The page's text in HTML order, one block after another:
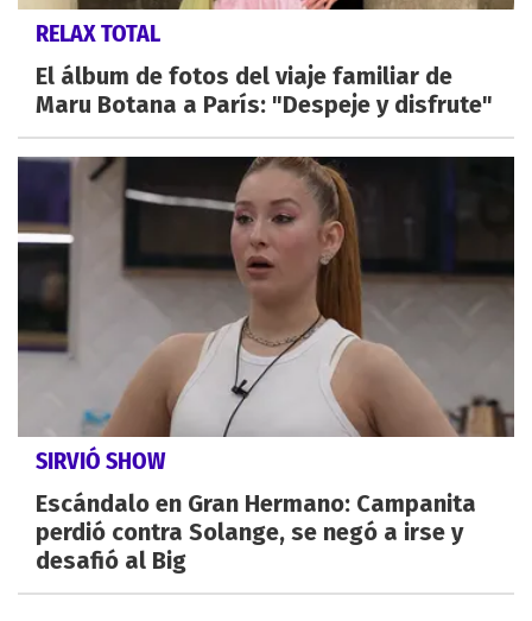
RELAX TOTAL
El álbum de fotos del viaje familiar de
Maru Botana a París: "Despeje y disfrute"
SIRVIÓ SHOW
Escándalo en Gran Hermano: Campanita
perdió contra Solange, se negó a irse y
desafió al Big